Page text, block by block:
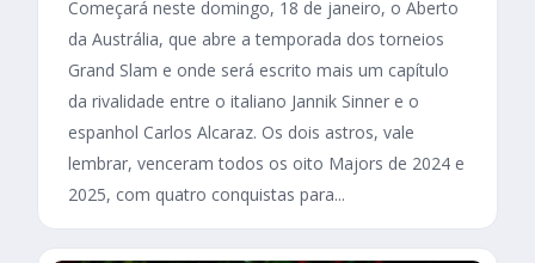
Começará neste domingo, 18 de janeiro, o Aberto
da Austrália, que abre a temporada dos torneios
Grand Slam e onde será escrito mais um capítulo
da rivalidade entre o italiano Jannik Sinner e o
espanhol Carlos Alcaraz. Os dois astros, vale
lembrar, venceram todos os oito Majors de 2024 e
2025, com quatro conquistas para...